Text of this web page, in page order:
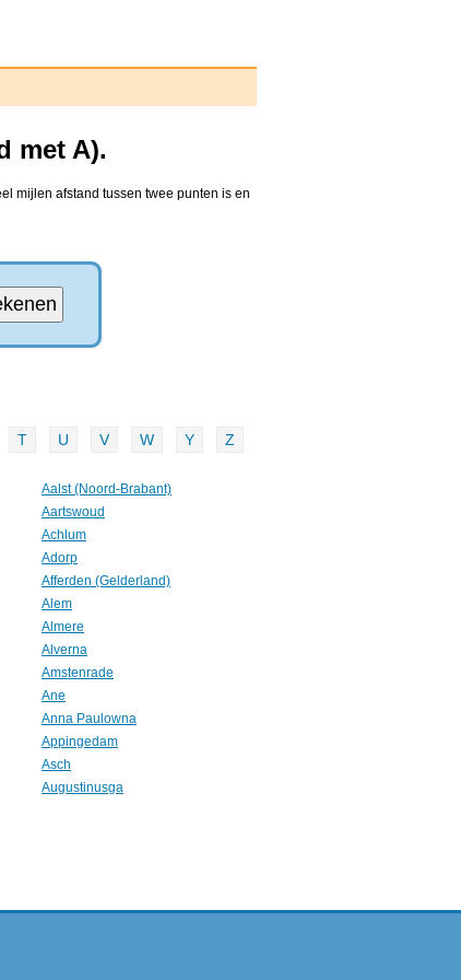
met A).
mijlen afstand tussen twee punten is en
T U V W Y Z
Aalst (Noord-Brabant)
Aartswoud
Achlum
Adorp
Afferden (Gelderland)
Alem
Almere
Alverna
Amstenrade
Ane
Anna Paulowna
Appingedam
Asch
Augustinusga